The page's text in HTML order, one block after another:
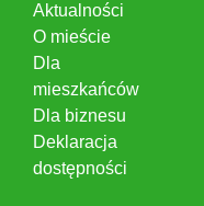
Aktualności
O mieście
Dla
mieszkańców
Dla biznesu
Deklaracja
dostępności